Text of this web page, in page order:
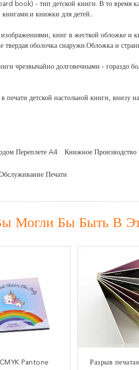
book) - тип детской книги. В то время
книгами.и книжки для детей..
изображениями, книг в жесткой обложке и
твердая оболочка снаружи.Обложка и
чрезвычайно долговечными - гораздо
печати детской настольной книги, внизу
Переплете A4 Книжное
Печати
Могли Бы Быть В
Pantone
Разрыв
смещенная
A4 выбило